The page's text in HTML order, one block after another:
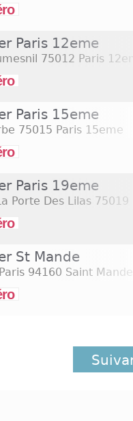
Paris 12eme
75012 Paris
Paris 15eme
75015 Paris 15eme
Paris 19eme
Porte Des Lilas 75019
St Mande
94160 Saint Mande